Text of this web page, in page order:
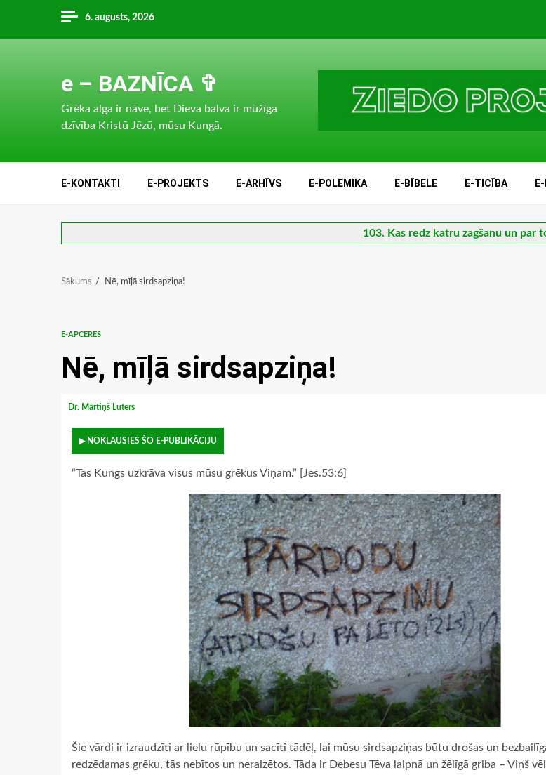
content
6. augusts, 2026
e – BAZNĪCA ✞
Grēka alga ir nāve, bet Dieva balva ir mūžīga
dzīvība Kristū Jēzū, mūsu Kungā.
E-KONTAKTI E-PROJEKTS E-ARHĪVS E-POLEMIKA E-BĪBELE E-TICĪBA
103. Kas redz katru zagšanu un par
Sākums Nē, mīļā sirdsapziņa!
E-APCERES
Nē, mīļā sirdsapziņa!
Dr. Mārtiņš Luters
▶ NOKLAUSIES ŠO E-PUBLIKĀCIJU
“Tas Kungs uzkrāva visus mūsu grēkus Viņam.” [Jes.53:6]
Šie vārdi ir izraudzīti ar lielu rūpību un sacīti tādēļ, lai mūsu sirdsapziņas būtu drošas un
redzēdamas grēku, tās nebītos un neraizētos. Tāda ir Debesu Tēva laipnā un žēlīgā griba – Viņš